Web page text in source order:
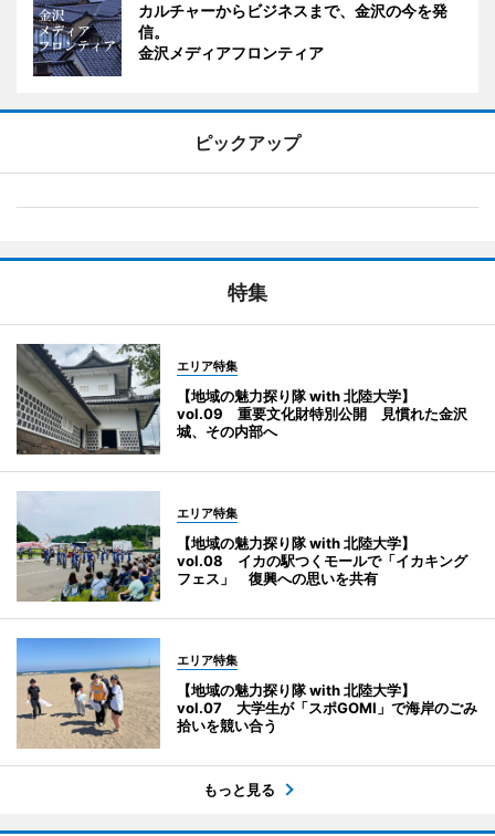
カルチャーからビジネスまで、金沢の今を発
信。
金沢メディアフロンティア
ピックアップ
特集
エリア特集
【地域の魅力探り隊 with 北陸大学】
vol.09 重要文化財特別公開 見慣れた金沢
城、その内部へ
エリア特集
【地域の魅力探り隊 with 北陸大学】
vol.08 イカの駅つくモールで「イカキング
フェス」 復興への思いを共有
エリア特集
【地域の魅力探り隊 with 北陸大学】
vol.07 大学生が「スポGOMI」で海岸のごみ
拾いを競い合う
もっと見る